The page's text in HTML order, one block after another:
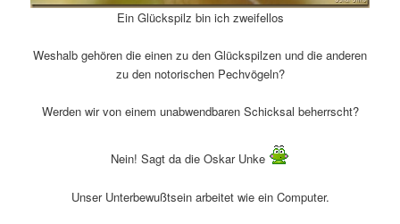
Ein Glückspilz bin ich zweifellos
Weshalb gehören die einen zu den Glückspilzen und die anderen
zu den notorischen Pechvögeln?
Werden wir von einem unabwendbaren Schicksal beherrscht?
Nein! Sagt da die Oskar Unke
Unser Unterbewußtsein arbeitet wie ein Computer.